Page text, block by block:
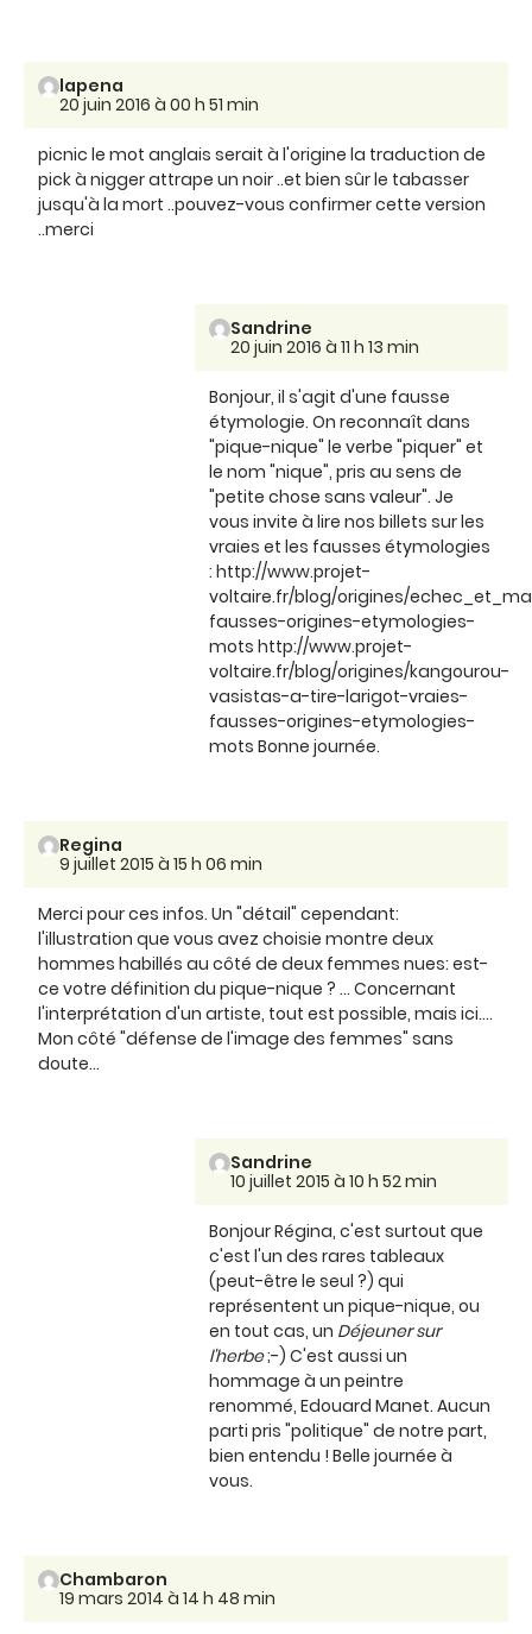
lapena
20 juin 2016 à 00 h 51 min
picnic le mot anglais serait à l'origine la traduction de
pick à nigger attrape un noir ..et bien sûr le tabasser
jusqu'à la mort ..pouvez-vous confirmer cette version
..merci
Sandrine
20 juin 2016 à 11 h 13 min
Bonjour, il s'agit d'une fausse
étymologie. On reconnaît dans
"pique-nique" le verbe "piquer" et
le nom "nique", pris au sens de
"petite chose sans valeur". Je
vous invite à lire nos billets sur les
vraies et les fausses étymologies
: http://www.projet-
voltaire.fr/blog/origines/
fausses-origines-etymologies-
mots http://www.projet-
voltaire.fr/blog/origines/kangourou-
vasistas-a-tire-larigot-vraies-
fausses-origines-etymologies-
mots Bonne journée.
Regina
9 juillet 2015 à 15 h 06 min
Merci pour ces infos. Un "détail" cependant:
l'illustration que vous avez choisie montre deux
hommes habillés au côté de deux femmes nues: est-
ce votre définition du pique-nique ? ... Concernant
l'interprétation d'un artiste, tout est possible, mais ici....
Mon côté "défense de l'image des femmes" sans
doute...
Sandrine
10 juillet 2015 à 10 h 52 min
Bonjour Régina, c'est surtout que
c'est l'un des rares tableaux
(peut-être le seul ?) qui
représentent un pique-nique, ou
en tout cas, un Déjeuner sur
l'herbe;-) C'est aussi un
hommage à un peintre
renommé, Edouard Manet. Aucun
parti pris "politique" de notre part,
bien entendu ! Belle journée à
vous.
Chambaron
19 mars 2014 à 14 h 48 min